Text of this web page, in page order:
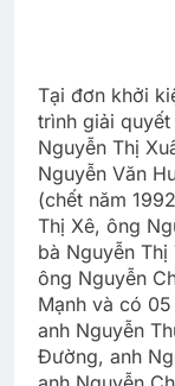
Tại đơn khởi
trình giải
Nguyễn Thị
Nguyễn Văn
(chết năm
Thị Xê, ông
bà Nguyễn
ông Nguyễn
Mạnh và có
anh Nguyễn
Đường, anh